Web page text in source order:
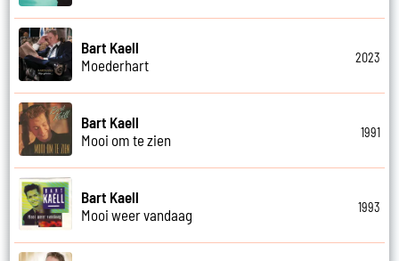
Bart Kaell
Moederhart
2023
Bart Kaell
Mooi om te zien
1991
Bart Kaell
Mooi weer vandaag
1993